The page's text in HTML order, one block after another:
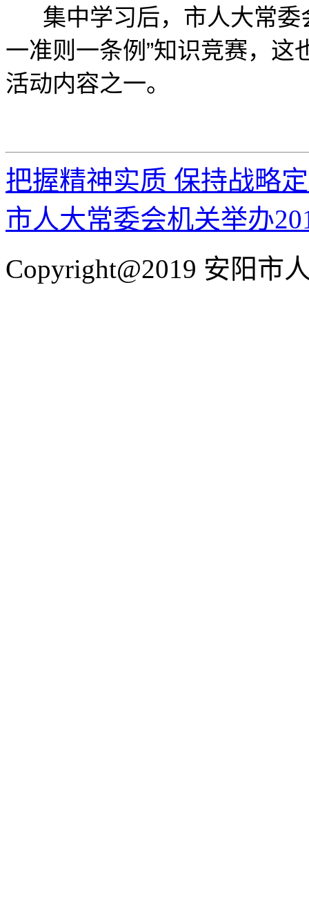
集中学习后，市人大常委
一准则一条例”知识竞赛，这
活动内容之一。
把握精神实质 保持战略
市人大常委会机关举办
Copyright@2019 安阳市